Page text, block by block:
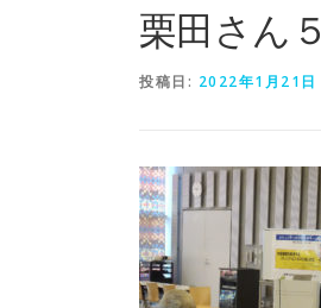
栗田さん５
投稿日: 2022年1月21日